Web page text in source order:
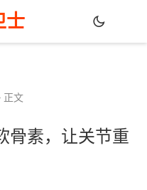
士
正文
骨素，让关节重